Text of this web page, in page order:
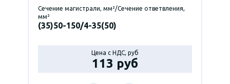
Сечение магистрали, мм²/Сечение ответвления,
мм²
(35)50-150/4-35(50)
Цена с НДС, руб
113 руб